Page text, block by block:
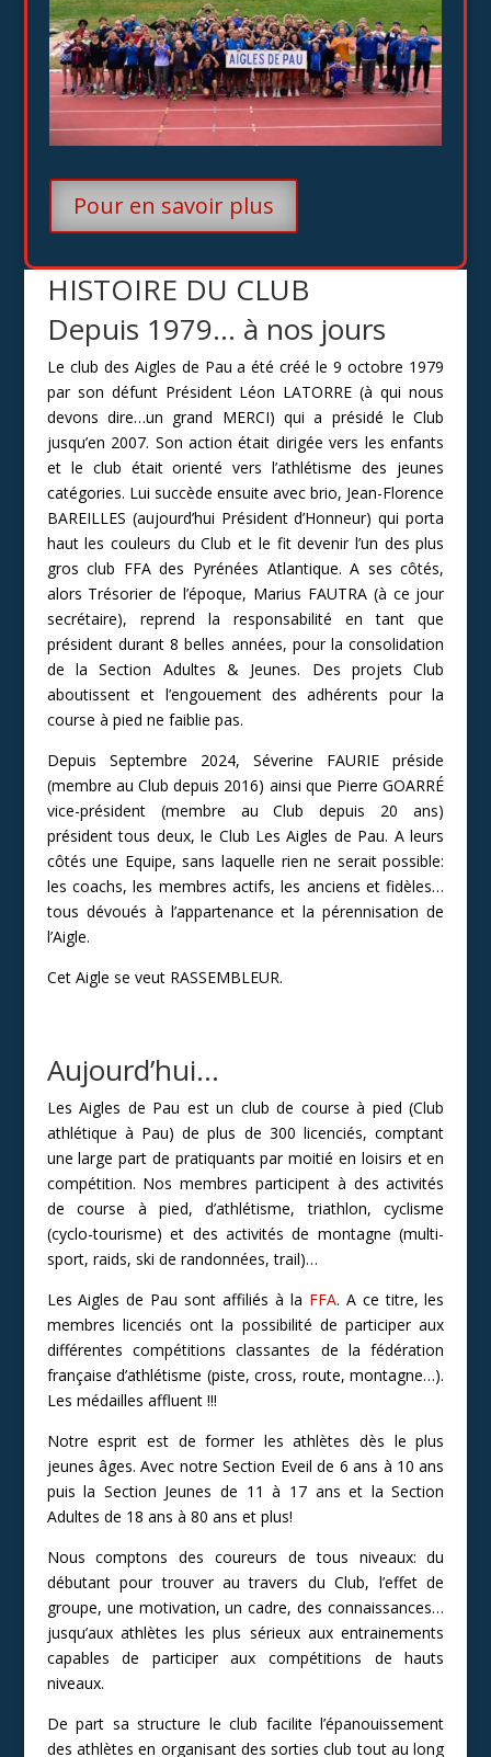
Pour en savoir plus
HISTOIRE DU CLUB
Depuis 1979… à nos jours
Le club des Aigles de Pau a été créé le 9 octobre 1979
par son défunt Président Léon LATORRE (à qui nous
devons dire…un grand MERCI) qui a présidé le Club
jusqu’en 2007. Son action était dirigée vers les enfants
et le club était orienté vers l’athlétisme des jeunes
catégories. Lui succède ensuite avec brio, Jean-Florence
BAREILLES (aujourd’hui Président d’Honneur) qui porta
haut les couleurs du Club et le fit devenir l’un des plus
gros club FFA des Pyrénées Atlantique.A ses côtés,
alors Trésorier de l’époque, Marius FAUTRA (à ce jour
secrétaire), reprend la responsabilité en tant que
président durant 8 belles années, pour la consolidation
de la Section Adultes & Jeunes. Des projets Club
aboutissent et l’engouement des adhérents pour la
course à pied ne faiblie pas.
Depuis Septembre 2024, Séverine FAURIE préside
(membre au Club depuis 2016) ainsi que Pierre GOARRÉ
vice-président (membre au Club depuis 20 ans)
président tous deux, le Club Les Aigles de Pau. A leurs
côtés une Equipe, sans laquelle rien ne serait possible:
les coachs, les membres actifs, les anciens et fidèles…
tous dévoués à l’appartenance et la pérennisation de
l’Aigle.
Cet Aigle se veut RASSEMBLEUR.
Aujourd’hui…
Les Aigles de Pau est un club de course à pied (Club
athlétique à Pau) de plus de 300 licenciés, comptant
une large part de pratiquants par moitié en loisirs et en
compétition. Nos membres participent à des activités
de course à pied, d’athlétisme, triathlon, cyclisme
(cyclo-tourisme) et des activités de montagne (multi-
sport, raids, ski de randonnées, trail)…
Les Aigles de Pau sont affiliés à la FFA. A ce titre, les
membres licenciés ont la possibilité de participer aux
différentes compétitions classantes de la fédération
française d’athlétisme (piste, cross, route, montagne…).
Les médailles affluent !!!
Notre esprit est de former les athlètes dès le plus
jeunes âges. Avec notreSection Eveil de 6 ans à 10 ans
puis la Section Jeunes de 11 à 17 ans et la Section
Adultes de 18 ans à 80 ans et plus!
Nous comptons des coureurs de tous niveaux: du
débutant pour trouver au travers du Club, l’effet de
groupe, une motivation, un cadre, des connaissances…
jusqu’aux athlètes les plus sérieux aux entrainements
capables de participer aux compétitions de hauts
niveaux.
De part sa structure le club facilite l’épanouissement
des athlètes en organisant des sorties club tout au long